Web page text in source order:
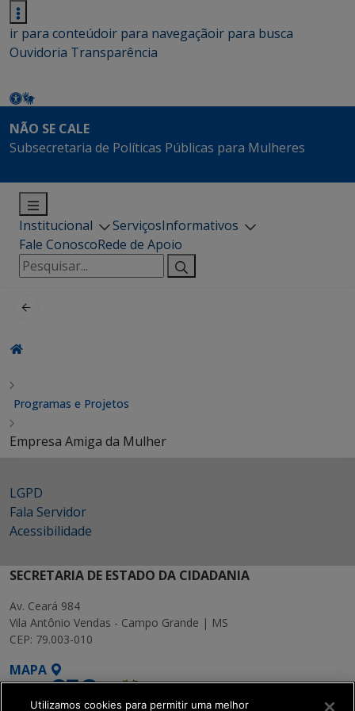
ir para conteúdoir para navegaçãoir para busca
Ouvidoria Transparência
NÃO SE CALE
Subsecretaria de Políticas Públicas para Mulheres
Institucional ServiçosInformativos
Fale ConoscoRede de Apoio
Pesquisar
por:
Programas e Projetos
Empresa Amiga da Mulher
LGPD
Fala Servidor
Acessibilidade
SECRETARIA DE ESTADO DA CIDADANIA
Av. Ceará 984
Vila Antônio Vendas - Campo Grande | MS
CEP: 79.003-010
MAPA
Utilizamos cookies para permitir uma melhor